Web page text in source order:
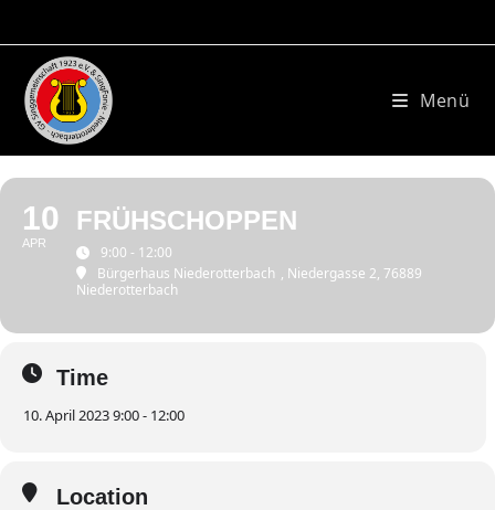
Inhalt
springen
Menü
10
APR
FRÜHSCHOPPEN
9:00 - 12:00
Bürgerhaus Niederotterbach , Niedergasse 2, 76889
Niederotterbach
Time
10. April 2023 9:00 - 12:00
Location